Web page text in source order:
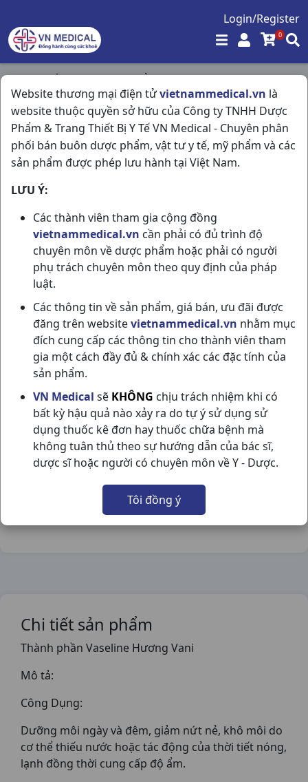
Login/Register
0
Website thương mại điện tửvietnammedical.vn là
website thuộc quyền sở hữu của Công ty TNHH Dược
Phẩm & Trang Thiết Bị Y Tế VN Medical - Chuyên phân
phối bán buôn dược phẩm, vật tư y tế, mỹ phẩm và các
sản phẩm được phép lưu hành tại Việt Nam.
LƯU Ý:
Các thành viên tham gia cộng đồng
vietnammedical.vn cần phải có đủ trình độ
chuyên môn về dược phẩm hoặc phải có người
phụ trách chuyên môn theo quy định của pháp
luật.
Các thông tin về sản phẩm, giá bán, ưu đãi được
đăng trên websitevietnammedical.vn nhằm mục
đích cung cấp các thông tin cho thành viên tham
gia một cách đầy đủ & chính xác các đặc tính của
sản phẩm.
VN Medical sẽ KHÔNG chịu trách nhiệm khi có
bất kỳ hậu quả nào xảy ra do tự ý sử dụng sử
dụng thuốc kê đơn hay thuốc chữa bệnh mà
không tuân thủ theo sự hướng dẫn của bác sĩ,
dược sĩ hoặc người có chuyên môn về Y - Dược.
Tôi đồng ý
Trang chủ / Hóa - Mỹ Phẩm /
Vaselin Creme H7gr Unilever
VASELIN CREME H7GR UNILEVER
NSX:Unilever
Nhóm hàng:Hóa - Mỹ Phẩm,
Chia sẻ qua mạng xã hội:
Chi tiết sản phẩm
Thành phần Vaseline Hương Vani
Mô tả:
Công Dụng:
Dưỡng môi ngày và đêm, giảm nứt nẻ, khô môi do
cơ thể thiếu nước hoặc tác động của thời tiết nóng,
lạnh đồng thời cung cấp độ ẩm.